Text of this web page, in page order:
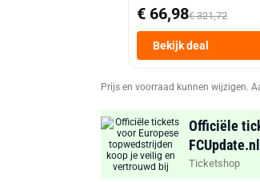
€ 66,98€ 321,72
Bekijk deal
Prijs en voorraad kunnen wijzigen.
Officiële
FCUpdate.nl
Ticketshop